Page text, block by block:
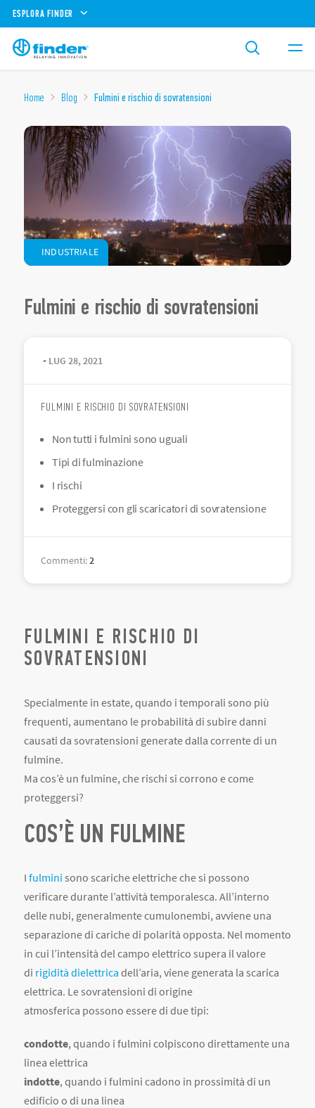
ESPLORA FINDER
Home Blog Fulmini e rischio di sovratensioni
INDUSTRIALE
Fulmini e rischio di sovratensioni
- LUG 28, 2021
FULMINI E RISCHIO DI SOVRATENSIONI
Non tutti i fulmini sono uguali
Tipi di fulminazione
I rischi
Proteggersi con gli scaricatori di sovratensione
Commenti:2
FULMINI E RISCHIO DI
SOVRATENSIONI
Specialmente in estate, quando i temporali sono più
frequenti, aumentano le probabilità di subire danni
causati da sovratensioni generate dalla corrente di un
fulmine.
Ma cos’è un fulmine, che rischi si corrono e come
proteggersi?
COS’È UN FULMINE
I fulmini sono scariche elettriche che si possono
verificare durante l’attività temporalesca. All’interno
delle nubi, generalmente cumulonembi, avviene una
separazione di cariche di polarità opposta. Nel momento
in cui l’intensità del campo elettrico supera il valore
di rigidità dielettrica dell’aria, viene generata la scarica
elettrica. Le sovratensioni di origine
atmosferica possono essere di due tipi:
condotte, quando i fulmini colpiscono direttamente una
linea elettrica
indotte, quando i fulmini cadono in prossimità di un
edificio o di una linea